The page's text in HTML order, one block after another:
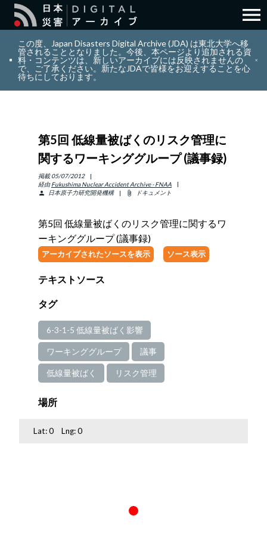
search 検索
layers コレクション
info_outline リソース
ENGLISH 日本語
サインイン
menu
この度、Japan Disasters Digital Archive (JDA) は東北大学へ移
管されることとなりました。今後、本ページより追加される資
料・コンテンツは、新しいアーカイブには反映されませんの
で、ご了承ください。新たなJDAで皆様をお迎えすることを心
待ちにしております。
第5回 低線量被ばくのリスク管理に
関するワーキンググループ (議事録)
掲載 05/07/2012
経由 Fukushima Nuclear Accident Archive - FNAA
person
日本原子力研究開発機構 attach_file ドキュメント
第5回 低線量被ばくのリスク管理に関するワ
ーキンググループ (議事録)
アーカイブされたソースを表示 ソース表示
テキストソース
タグ
6-3-1-5 低線量被ばく影響
ワーキンググループ 議事
低線量被ばく リスク管理
場所
Lat:0 Lng:0